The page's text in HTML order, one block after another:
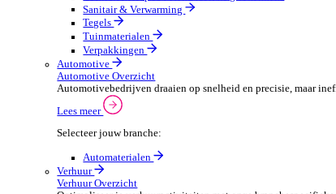
Elektrotechniek
Facilitaire producten
Gereedschappen
Hout & Bouwmaterialen
Koppelingen & Appendages
Medische groothandel
PBM en bedrijfskleding
Promotionele producten &
Tegels
Tuinmaterialen